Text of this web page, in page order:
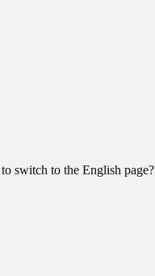
switch to the English page?